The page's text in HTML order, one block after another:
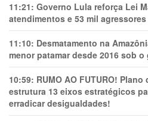
11:21: Governo Lula reforça Lei
atendimentos e 53 mil
11:10: Desmatamento na
menor patamar desde 2016 sob
10:59: RUMO AO FUTURO!
estrutura 13 eixos estratégicos
erradicar desigualdades!